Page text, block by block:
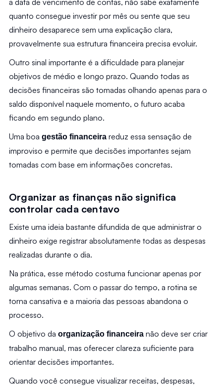
a data de vencimento de contas, não sabe exatamente
quanto consegue investir por mês ou sente que seu
dinheiro desaparece sem uma explicação clara,
provavelmente sua estrutura financeira precisa evoluir.
Outro sinal importante é a dificuldade para planejar
objetivos de médio e longo prazo. Quando todas as
decisões financeiras são tomadas olhando apenas para o
saldo disponível naquele momento, o futuro acaba
ficando em segundo plano.
Uma boa gestão financeira reduz essa sensação de
improviso e permite que decisões importantes sejam
tomadas com base em informações concretas.
Organizar as finanças não significa
controlar cada centavo
Existe uma ideia bastante difundida de que administrar o
dinheiro exige registrar absolutamente todas as despesas
realizadas durante o dia.
Na prática, esse método costuma funcionar apenas por
algumas semanas. Com o passar do tempo, a rotina se
torna cansativa e a maioria das pessoas abandona o
processo.
O objetivo da organização financeira não deve ser criar
trabalho manual, mas oferecer clareza suficiente para
orientar decisões importantes.
Quando você consegue visualizar receitas, despesas,